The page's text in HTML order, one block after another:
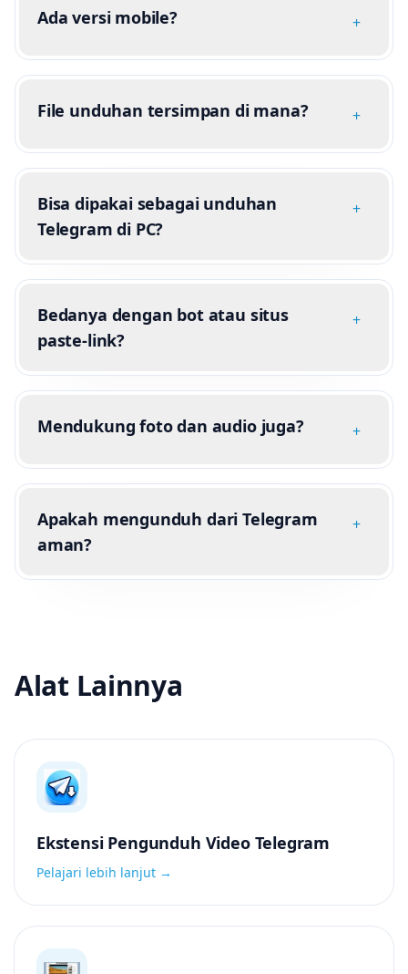
Ada versi mobile? +
File unduhan tersimpan di mana? +
Bisa dipakai sebagai unduhan
Telegram di PC?
+
Bedanya dengan bot atau situs
paste-link?
+
Mendukung foto dan audio juga? +
Apakah mengunduh dari Telegram
aman?
+
Alat Lainnya
Ekstensi Pengunduh Video Telegram
Pelajari lebih lanjut →